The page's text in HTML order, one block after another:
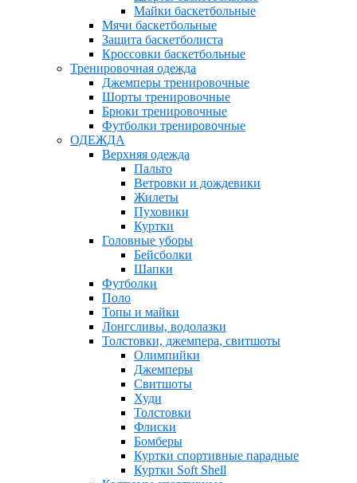
Майки баскетбольные
Мячи баскетбольные
Защита баскетболиста
Кроссовки баскетбольные
Тренировочная одежда
Джемперы тренировочные
Шорты тренировочные
Брюки тренировочные
Футболки тренировочные
ОДЕЖДА
Верхняя одежда
Пальто
Ветровки и дождевики
Жилеты
Пуховики
Куртки
Головные уборы
Бейсболки
Шапки
Футболки
Поло
Топы и майки
Лонгсливы, водолазки
Толстовки, джемпера, свитшоты
Олимпийки
Джемперы
Свитшоты
Худи
Толстовки
Флиски
Бомберы
Куртки спортивные парадные
Куртки Soft Shell